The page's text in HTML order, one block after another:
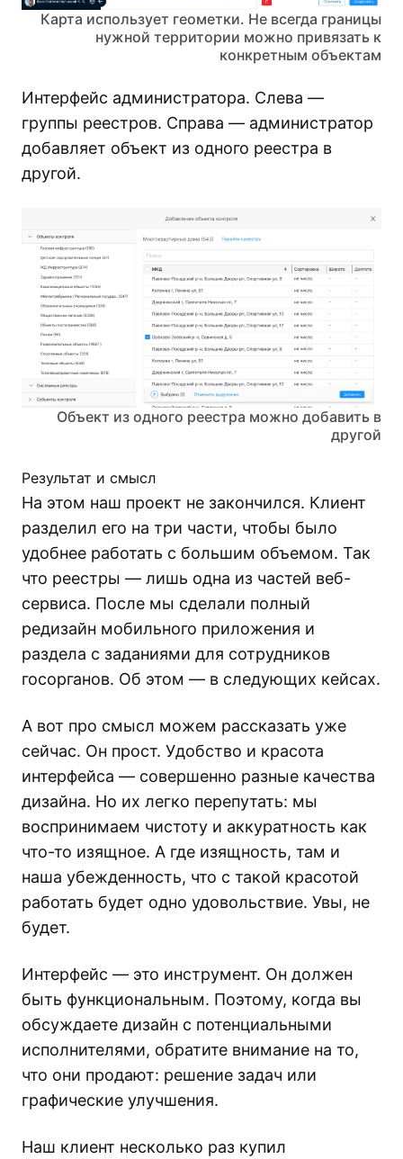
Карта использует геометки. Не всегда границы
нужной территории можно привязать к
конкретным объектам
Интерфейс администратора. Слева —
группы реестров. Справа — администратор
добавляет объект из одного реестра в
другой.
Объект из одного реестра можно добавить в
другой
Результат и смысл
На этом наш проект не закончился. Клиент
разделил его на три части, чтобы было
удобнее работать с большим объемом. Так
что реестры — лишь одна из частей веб-
сервиса. После мы сделали полный
редизайн мобильного приложения и
раздела с заданиями для сотрудников
госорганов. Об этом — в следующих кейсах.
А вот про смысл можем рассказать уже
сейчас. Он прост. Удобство и красота
интерфейса — совершенно разные качества
дизайна. Но их легко перепутать: мы
воспринимаем чистоту и аккуратность как
что-то изящное. А где изящность, там и
наша убежденность, что с такой красотой
работать будет одно удовольствие. Увы, не
будет.
Интерфейс — это инструмент. Он должен
быть функциональным. Поэтому, когда вы
обсуждаете дизайн с потенциальными
исполнителями, обратите внимание на то,
что они продают: решение задач или
графические улучшения.
Наш клиент несколько раз купил